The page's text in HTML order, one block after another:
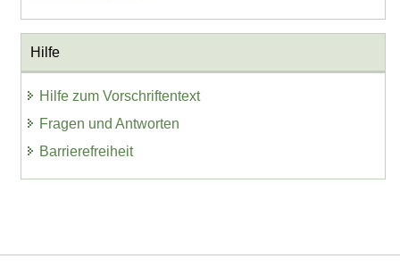
Hilfe
Hilfe zum Vorschriftentext
Fragen und Antworten
Barrierefreiheit